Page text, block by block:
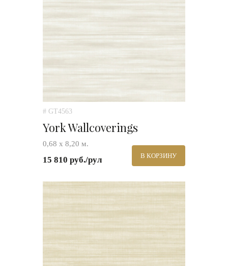
# GT4563
York Wallcoverings
0,68 х 8,20 м.
15 810 руб./рул В КОРЗИНУ